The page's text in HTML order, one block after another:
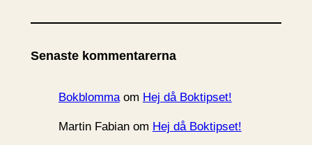
k
v
Senaste kommentarerna
Bokblommaom Hej då Boktipset!
Martin Fabianom Hej då Boktipset!